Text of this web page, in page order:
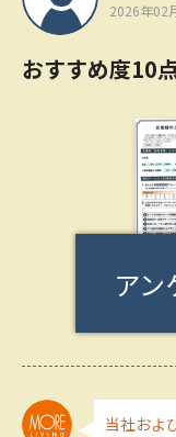
2026年02
おすすめ度10
アン
当社およ